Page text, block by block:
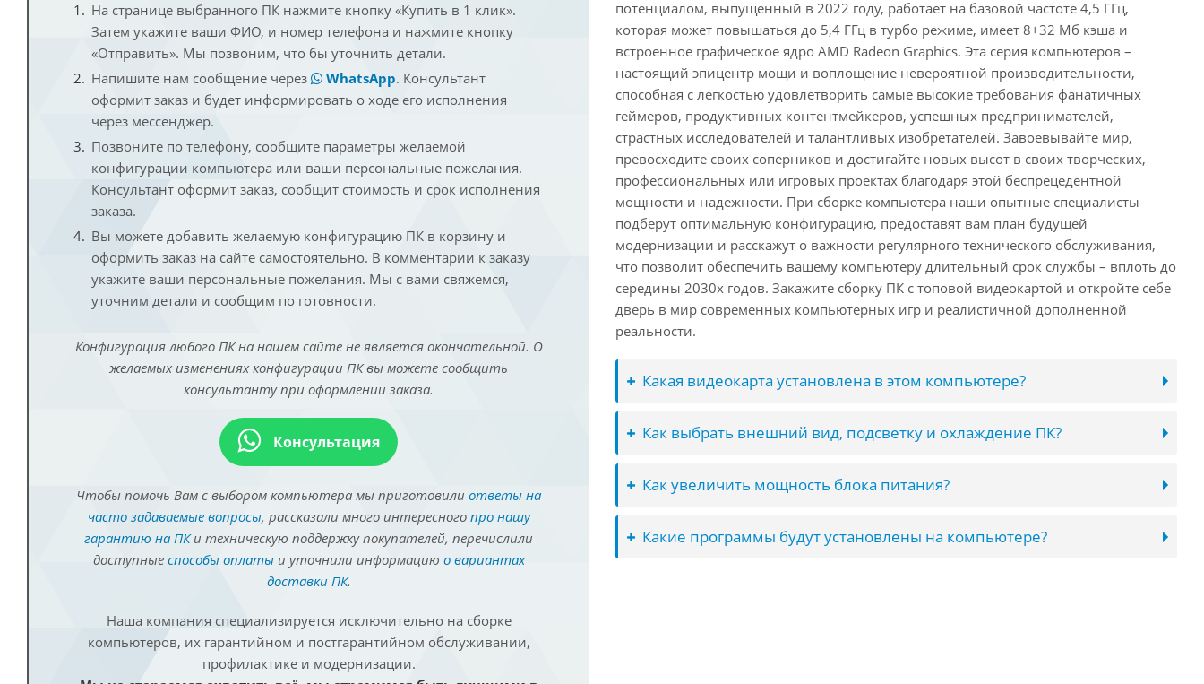
На странице выбранного ПК нажмите кнопку «Купить в 1 клик».
Затем укажите ваши ФИО, и номер телефона и нажмите кнопку
«Отправить». Мы позвоним, что бы уточнить детали.
Напишите нам сообщение через
WhatsApp. Консультант
оформит заказ и будет информировать о ходе его исполнения
через мессенджер.
Позвоните по телефону, сообщите параметры желаемой
конфигурации компьютера или ваши персональные пожелания.
Консультант оформит заказ, сообщит стоимость и срок исполнения
заказа.
Вы можете добавить желаемую конфигурацию ПК в корзину и
оформить заказ на сайте самостоятельно. В комментарии к заказу
укажите ваши персональные пожелания. Мы с вами свяжемся,
уточним детали и сообщим по готовности.
Конфигурация любого ПК на нашем сайте не является окончательной. О
желаемых изменениях конфигурации ПК вы можете сообщить
консультанту при оформлении заказа.
Консультация
Чтобы помочь Вам с выбором компьютера мы приготовили ответы на
часто задаваемые вопросы, рассказали много интересного про нашу
гарантию на ПКи техническую поддержку покупателей, перечислили
доступные способы оплатыи уточнили информацию о вариантах
доставки ПК.
Наша компания специализируется исключительно на сборке
компьютеров, их гарантийном и постгарантийном обслуживании,
профилактике и модернизации.
потенциалом, выпущенный в 2022 году, работает на базовой частоте 4,5 ГГц,
которая может повышаться до 5,4 ГГц в турбо режиме, имеет 8+32 Мб кэша и
встроенное графическое ядро AMD Radeon Graphics. Эта серия компьютеров –
настоящий эпицентр мощи и воплощение невероятной производительности,
способная с легкостью удовлетворить самые высокие требования фанатичных
геймеров, продуктивных контентмейкеров, успешных предпринимателей,
страстных исследователей и талантливых изобретателей. Завоевывайте мир,
превосходите своих соперников и достигайте новых высот в своих творческих,
профессиональных или игровых проектах благодаря этой беспрецедентной
мощности и надежности. При сборке компьютера наши опытные специалисты
подберут оптимальную конфигурацию, предоставят вам план будущей
модернизации и расскажут о важности регулярного технического обслуживания,
что позволит обеспечить вашему компьютеру длительный срок службы – вплоть до
середины 2030х годов. Закажите сборку ПК с топовой видеокартой и откройте себе
дверь в мир современных компьютерных игр и реалистичной дополненной
реальности.
Какая видеокарта установлена в этом компьютере?
Как выбрать внешний вид, подсветку и охлаждение ПК?
Как увеличить мощность блока питания?
Какие программы будут установлены на компьютере?